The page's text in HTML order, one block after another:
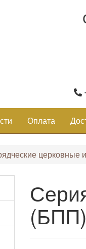
Оплата
церковные
(БПП)